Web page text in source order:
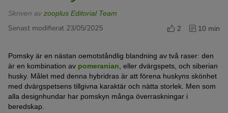
Skriven av zooplus Editorial Team
Senast modifierat 23/05/2025 2 10 min
Pomsky är en nästan oemotståndlig blandning av två raser: den
är en kombination av pomeranian , eller dvärgspets, och siberian
husky. Målet med denna hybridras är att förena huskyns skönhet
med dvärgspetsens tillgivna karaktär och nätta storlek. Men som
alla designhundar har pomskyn många överraskningar i
beredskap.